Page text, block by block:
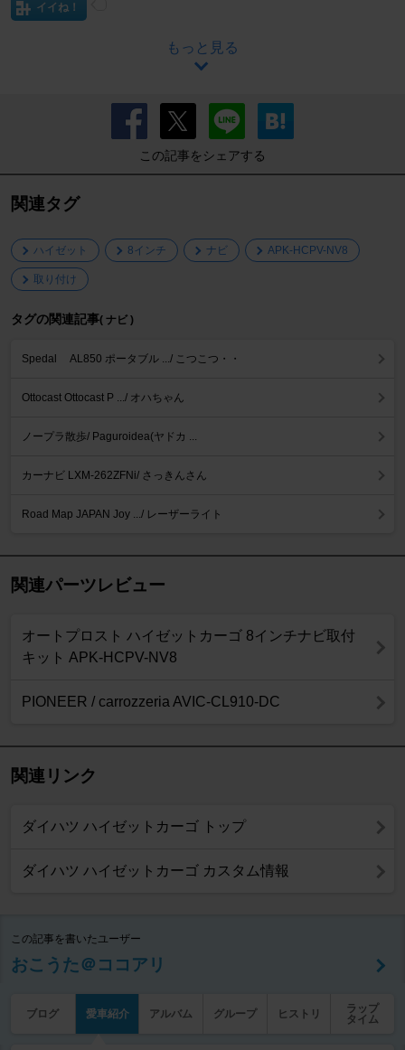
イイね！
もっと見る
この記事をシェアする
関連タグ
ハイゼット 8インチ ナビ APK-HCPV-NV8
取り付け
タグの関連記事( ナビ )
Spedal AL850 ポータブル .../ こつこつ・・
Ottocast Ottocast P .../ オハちゃん
ノープラ散歩/ Paguroidea(ヤドカ ...
カーナビ LXM-262ZFNi/ さっきんさん
Road Map JAPAN Joy .../ レーザーライト
関連パーツレビュー
オートプロスト ハイゼットカーゴ 8インチナビ取付
キット APK-HCPV-NV8
PIONEER / carrozzeria AVIC-CL910-DC
関連リンク
ダイハツ ハイゼットカーゴ トップ
ダイハツ ハイゼットカーゴ カスタム情報
この記事を書いたユーザー
おこうた＠ココアリ
ブログ 愛車紹介 アルバム グループ ヒストリ
ラップ
タイム